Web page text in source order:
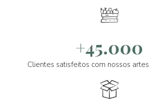
+45.000
Clientes satisfeitos com nossos